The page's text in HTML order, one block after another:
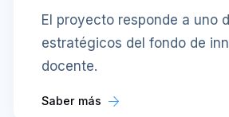
El proyecto responde a uno
estratégicos del fondo de
docente.
Saber más